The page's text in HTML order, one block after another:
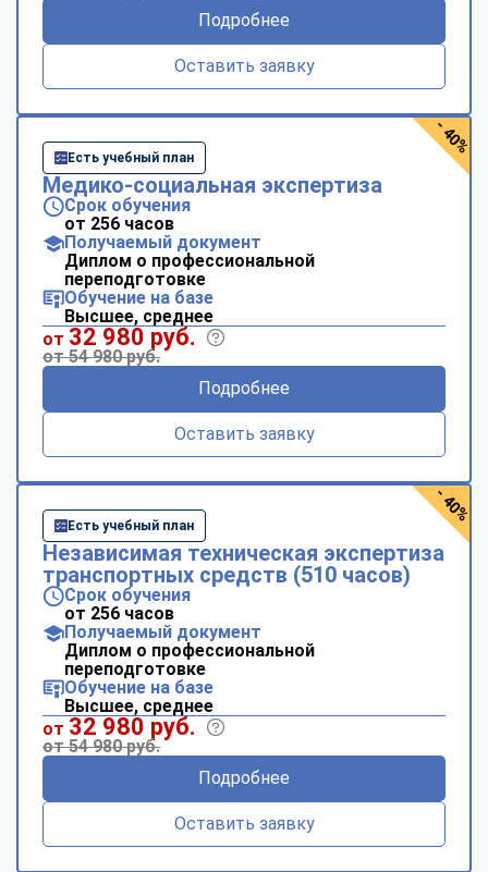
Подробнее
Оставить заявку
Есть учебный план
Медико-социальная экспертиза
Срок обучения
от 256 часов
Получаемый документ
Диплом о профессиональной
переподготовке
Обучение на базе
Высшее, среднее
от 32 980 руб.
от 54 980 руб.
Подробнее
Оставить заявку
- 40%
Есть учебный план
Независимая техническая экспертиза
транспортных средств (510 часов)
Срок обучения
от 256 часов
Получаемый документ
Диплом о профессиональной
переподготовке
Обучение на базе
Высшее, среднее
от 32 980 руб.
от 54 980 руб.
Подробнее
Оставить заявку
- 40%